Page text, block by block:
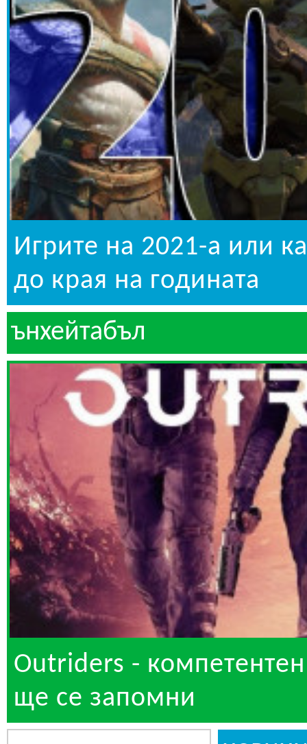
Игрите на 2021-а или
до края на годината
ънхейтабъл
Outriders -
ще се запомни